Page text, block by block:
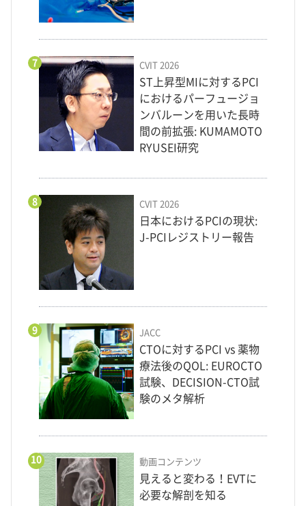
7 CVIT 2026
ST上昇型MIに対するPCI
におけるパーフュージョ
ンバルーンを用いた長時
間の前拡張: KUMAMOTO
RYUSEI研究
8 CVIT 2026
日本におけるPCIの現状:
J-PCIレジストリー報告
9 JACC
CTOに対するPCI vs 薬物
療法後のQOL: EUROCTO
試験、DECISION-CTO試
験のメタ解析
10 動画コンテンツ
見えると変わる！EVTに
必要な解剖を知る